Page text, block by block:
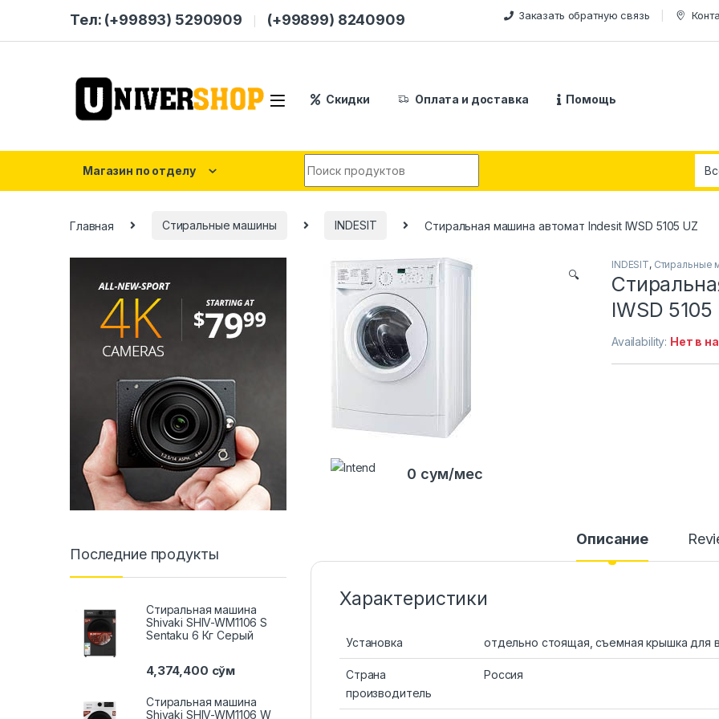
Тел: (+99893) 5290909 (+99899) 8240909 Заказать обратную связь
Скидки Оплата и доставка Помощь
Магазин по отделу
Главная Стиральные машины INDESIT Стиральная машина автомат Indesit IWSD 5105 UZ
🔍
INDESIT, Стиральные
IWSD 5105
Availability: Нет в
0 сум/мес
Описание
Характеристики
Установка отдельно стоящая, съемная крышка для
Страна
производитель
Россия
Последние продукты
Стиральная машина
Shivaki SHIV-WM1106 S
Sentaku 6 Кг Серый
4,374,400 сўм
Стиральная машина
Shivaki SHIV-WM1106 W